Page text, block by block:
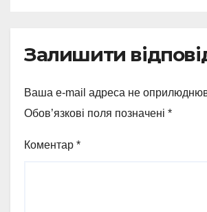
Залишити
Ваша e-mail адреса не
Обов’язкові поля позначені *
Коментар *